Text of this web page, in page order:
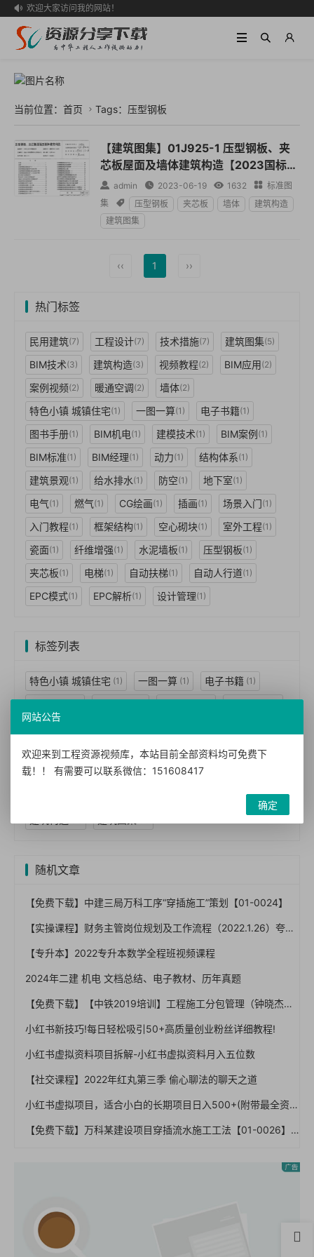
 欢迎大家访问我的网站！
当前位置： 首页  Tags：压型钢板
【建筑图集】01J925-1 压型钢板、夹
芯板屋面及墙体建筑构造【2023国标建
筑专业图集大全】
 admin  2023-06-19  1632  标准图
集
 压型钢板 夹芯板 墙体
建筑构造
建筑图集
‹‹ 1 ››
热门标签
民用建筑(7) 工程设计(7) 技术措施(7) 建筑图集(5)
BIM技术(3) 建筑构造(3) 视频教程(2) BIM应用(2)
案例视频(2) 暖通空调(2) 墙体(2)
特色小镇 城镇住宅(1) 一图一算(1) 电子书籍(1)
图书手册(1) BIM机电(1) 建模技术(1) BIM案例(1)
BIM标准(1) BIM经理(1) 动力(1) 结构体系(1)
建筑景观(1) 给水排水(1) 防空(1) 地下室(1)
电气(1) 燃气(1) CG绘画(1) 插画(1) 场景入门(1)
入门教程(1) 框架结构(1) 空心砌块(1) 室外工程(1)
瓷面(1) 纤维增强(1) 水泥墙板(1) 压型钢板(1)
夹芯板(1) 电梯(1) 自动扶梯(1) 自动人行道(1)
EPC模式(1) EPC解析(1) 设计管理(1)
标签列表
特色小镇 城镇住宅 (1) 一图一算 (1) 电子书籍 (1)
BIM标准(1) BIM经理 (1) 民用建筑(7) 工程设计(7)
技术措施(7) 暖通空调(2) 动力(1)
随机文章
【免费下载】中建三局万科工序“穿插施工”策划【01-0024】
【实操课程】财务主管岗位规划及工作流程（2022.1.26）夸克网盘下载！
【专升本】2022专升本数学全程班视频课程
2024年二建 机电 文档总结、电子教材、历年真题
【免费下载】【中铁2019培训】工程施工分包管理（钟晓杰），67页PPT，图文，可编辑【01-0038】
小红书新技巧!每日轻松吸引50+高质量创业粉丝详细教程!
小红书虚拟资料项目拆解-小红书虚拟资料月入五位数
【社交课程】2022年红丸第三季 偷心聊法的聊天之道
小红书虚拟项目，适合小白的长期项目日入500+(附带最全资料270G)
【免费下载】万科某建设项目穿插流水施工工法【01-0026】
网站公告
欢迎来到工程资源视频库，本站目前全部资料均可免费下
载！！ 有需要可以联系微信：151608417
确定